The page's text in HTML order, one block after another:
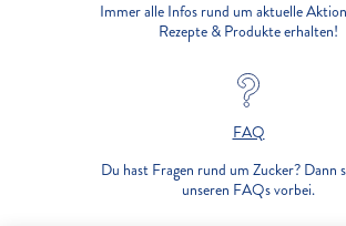
Immer alle Infos rund um aktuelle
Rezepte & Produkte erhalten!
FAQ
Du hast Fragen rund um Zucker? Dann
unseren FAQs vorbei.